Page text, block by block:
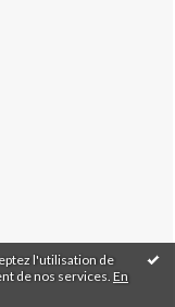
l'utilisation de
de nos services. En